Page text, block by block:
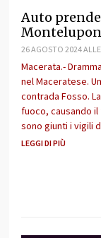
Auto
26 AGOSTO 2024
Macerata.-
nel Maceratese.
contrada Fosso.
fuoco, causando
sono giunti i vigili
LEGGI DI PIÙ